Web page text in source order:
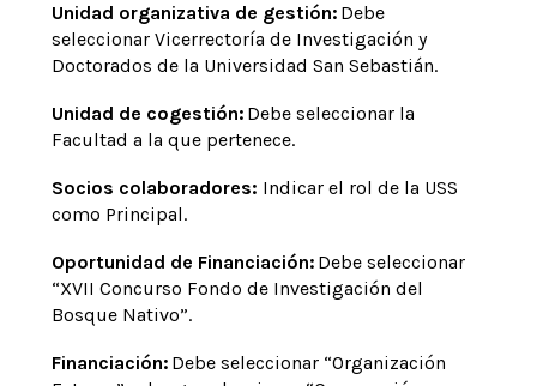
Unidad organizativa de gestión: Debe
seleccionar Vicerrectoría de Investigación y
Doctorados de la Universidad San Sebastián.
Unidad de cogestión: Debe seleccionar la
Facultad a la que pertenece.
Socios colaboradores: Indicar el rol de la USS
como Principal.
Oportunidad de Financiación: Debe seleccionar
“XVII Concurso Fondo de Investigación del
Bosque Nativo”.
Financiación: Debe seleccionar “Organización